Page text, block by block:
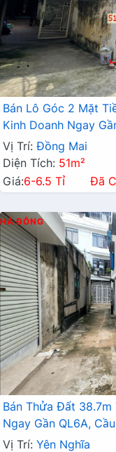
Bán Lô Góc 2 Mặt
Kinh Doanh Ngay
Vị Trí: Đồng Mai
Diện Tích: 51m²
Giá:6-6.5 Tỉ Đã
HÀ ĐÔNG
Bán Thửa Đất 38.7m
Ngay Gần QL6A,
Vị Trí: Yên Nghĩa